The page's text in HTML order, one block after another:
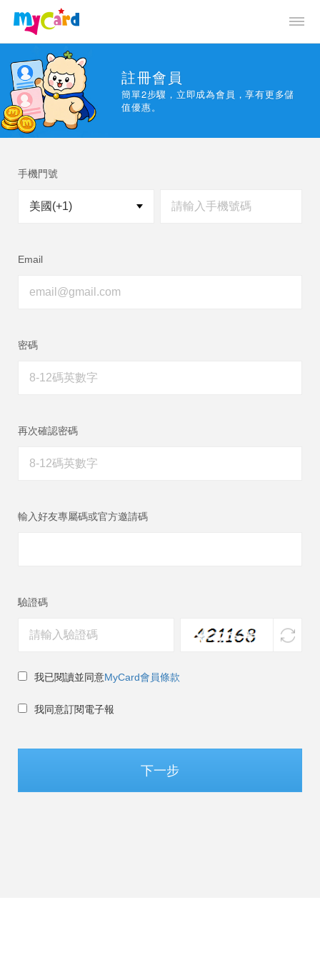
註冊會員
簡單2步驟，立即成為會員，享有更多儲
值優惠。
手機門號
Email
密碼
再次確認密碼
輸入好友專屬碼或官方邀請碼
驗證碼
我已閱讀並同意MyCard會員條款
我同意訂閱電子報
下一步